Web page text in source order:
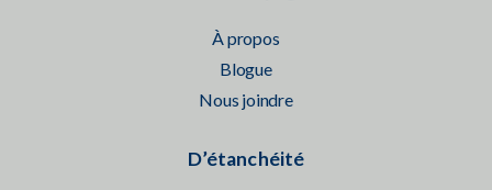
À propos
Blogue
Nous joindre
D’étanchéité